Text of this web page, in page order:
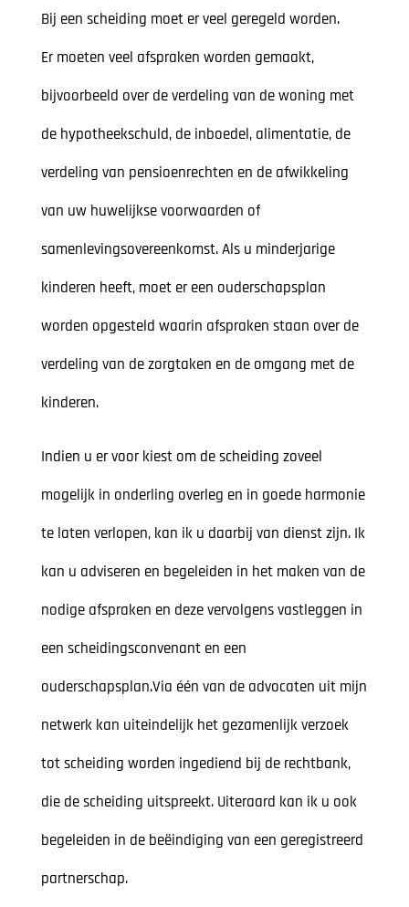
Bij een scheiding moet er veel geregeld worden.
Er moeten veel afspraken worden gemaakt,
bijvoorbeeld over de verdeling van de woning met
de hypotheekschuld, de inboedel, alimentatie, de
verdeling van pensioenrechten en de afwikkeling
van uw huwelijkse voorwaarden of
samenlevingsovereenkomst. Als u minderjarige
kinderen heeft, moet er een ouderschapsplan
worden opgesteld waarin afspraken staan over de
verdeling van de zorgtaken en de omgang met de
kinderen.
Indien u er voor kiest om de scheiding zoveel
mogelijk in onderling overleg en in goede harmonie
te laten verlopen, kan ik u daarbij van dienst zijn. Ik
kan u adviseren en begeleiden in het maken van de
nodige afspraken en deze vervolgens vastleggen in
een scheidingsconvenant en een
ouderschapsplan.Via één van de advocaten uit mijn
netwerk kan uiteindelijk het gezamenlijk verzoek
tot scheiding worden ingediend bij de rechtbank,
die de scheiding uitspreekt. Uiteraard kan ik u ook
begeleiden in de beëindiging van een geregistreerd
partnerschap.